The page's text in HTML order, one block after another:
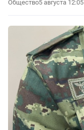
Общество5 августа 12:05